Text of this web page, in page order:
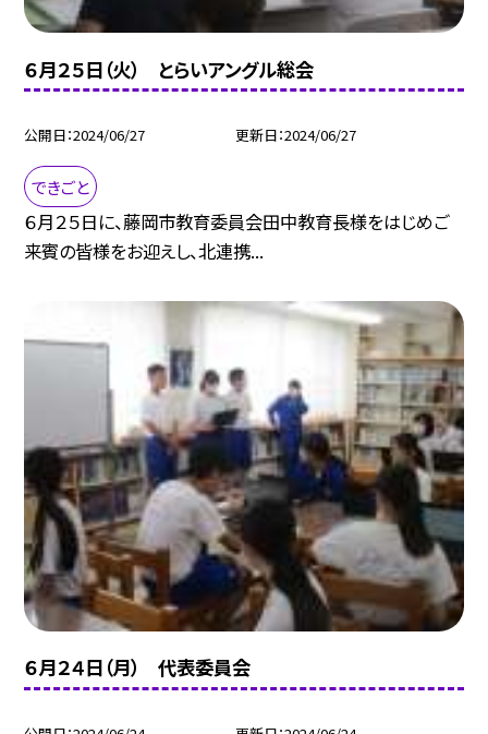
６月２５日（火） とらいアングル総会
公開日 2024/06/27 更新日 2024/06/27
できごと
６月２５日に、藤岡市教育委員会田中教育長様をはじめご
来賓の皆様をお迎えし、北連携...
６月２４日（月） 代表委員会